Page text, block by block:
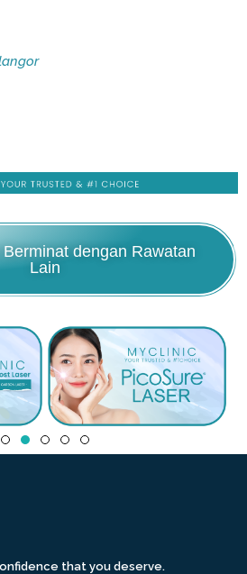
dengan Rawatan
Lain
that you deserve.